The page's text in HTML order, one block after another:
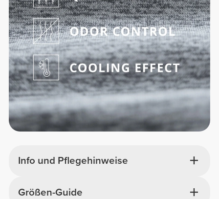
Info und Pflegehinweise
Größen-Guide